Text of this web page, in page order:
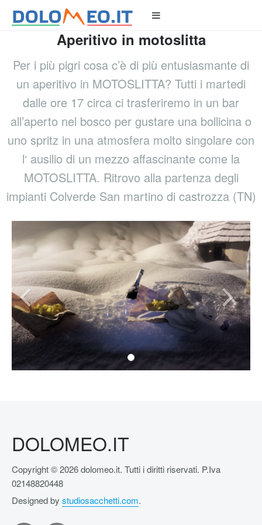
Aperitivo in motoslitta
Per i più pigri cosa c’è di più entusiasmante di
un aperitivo in MOTOSLITTA? Tutti i martedi
dalle ore 17 circa ci trasferiremo in un bar
all’aperto nel bosco per gustare una bollicina o
uno spritz in una atmosfera molto singolare con
l‘ ausilio di un mezzo affascinante come la
MOTOSLITTA. Ritrovo alla partenza degli
impianti Colverde San martino di castrozza (TN)
DOLOMEO.IT
Copyright © 2026 dolomeo.it. Tutti i diritti riservati. P.Iva
02148820448
Designed by studiosacchetti.com.